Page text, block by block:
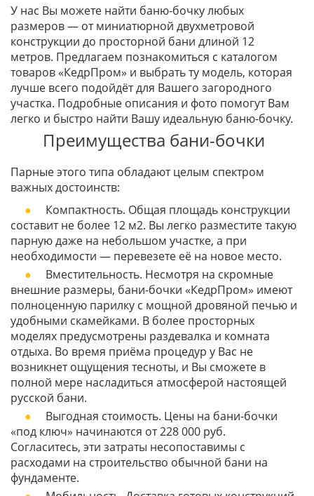
У нас Вы можете найти баню-бочку любых
размеров — от миниатюрной двухметровой
конструкции до просторной бани длиной 12
метров. Предлагаем познакомиться с каталогом
товаров «КедрПром» и выбрать ту модель, которая
лучше всего подойдёт для Вашего загородного
участка. Подробные описания и фото помогут Вам
легко и быстро найти Вашу идеальную баню-бочку.
Преимущества бани-бочки
Парные этого типа обладают целым спектром
важных достоинств:
Компактность. Общая площадь конструкции
составит не более 12 м2. Вы легко разместите такую
парную даже на небольшом участке, а при
необходимости — перевезете её на новое место.
Вместительность. Несмотря на скромные
внешние размеры, бани-бочки «КедрПром» имеют
полноценную парилку с мощной дровяной печью и
удобными скамейками. В более просторных
моделях предусмотрены раздевалка и комната
отдыха. Во время приёма процедур у Вас не
возникнет ощущения тесноты, и Вы сможете в
полной мере насладиться атмосферой настоящей
русской бани.
Выгодная стоимость. Цены на бани-бочки
«под ключ» начинаются от 228 000 руб.
Согласитесь, эти затраты несопоставимы с
расходами на строительство обычной бани на
фундаменте.